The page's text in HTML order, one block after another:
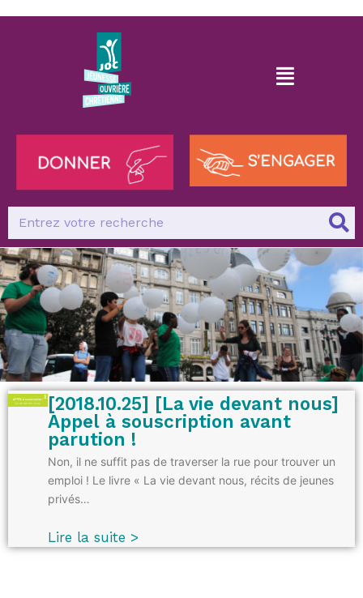
[2018.10.25] [La vie devant nous]
Appel à souscription avant
parution !
Non, il ne suffit pas de traverser la rue pour trouver un
emploi ! Le livre « La vie devant nous, récits de jeunes
privés…
Lire la suite >